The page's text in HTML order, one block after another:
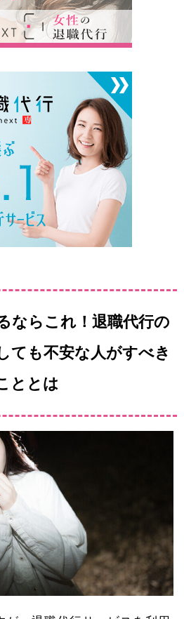
ならこれ！退職代行の
ても不安な人がすべき
ととは